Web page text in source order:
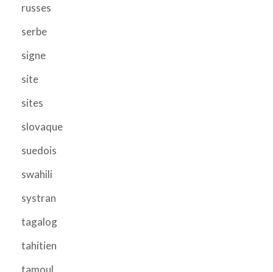
russes
serbe
signe
site
sites
slovaque
suedois
swahili
systran
tagalog
tahitien
tamoul